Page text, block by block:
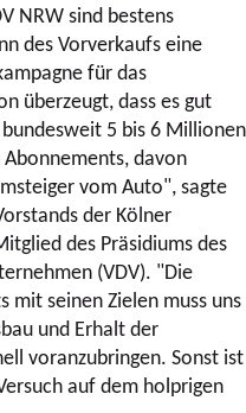
NRW sind bestens
des Vorverkaufs eine
für das
überzeugt, dass es gut
5 bis 6 Millionen
davon
vom Auto", sagte
der Kölner
des Präsidiums des
(VDV). "Die
mit seinen Zielen muss uns
und Erhalt der
voranzubringen. Sonst ist
auf dem holprigen